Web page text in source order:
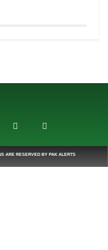
ARE RESERVED BY PAK ALERTS